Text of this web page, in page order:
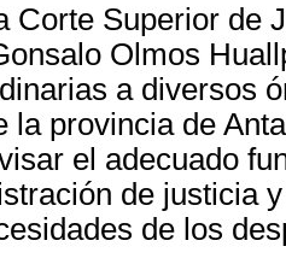
Corte Superior de
Olmos
a diversos
la provincia de
el adecuado
de justicia
de los